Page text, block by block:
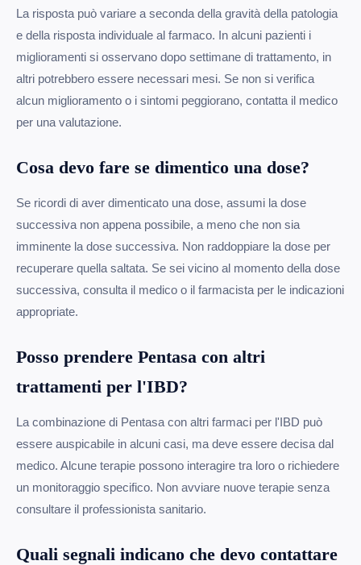
La risposta può variare a seconda della gravità della patologia
e della risposta individuale al farmaco. In alcuni pazienti i
miglioramenti si osservano dopo settimane di trattamento, in
altri potrebbero essere necessari mesi. Se non si verifica
alcun miglioramento o i sintomi peggiorano, contatta il medico
per una valutazione.
Cosa devo fare se dimentico una dose?
Se ricordi di aver dimenticato una dose, assumi la dose
successiva non appena possibile, a meno che non sia
imminente la dose successiva. Non raddoppiare la dose per
recuperare quella saltata. Se sei vicino al momento della dose
successiva, consulta il medico o il farmacista per le indicazioni
appropriate.
Posso prendere Pentasa con altri
trattamenti per l'IBD?
La combinazione di Pentasa con altri farmaci per l'IBD può
essere auspicabile in alcuni casi, ma deve essere decisa dal
medico. Alcune terapie possono interagire tra loro o richiedere
un monitoraggio specifico. Non avviare nuove terapie senza
consultare il professionista sanitario.
Quali segnali indicano che devo contattare